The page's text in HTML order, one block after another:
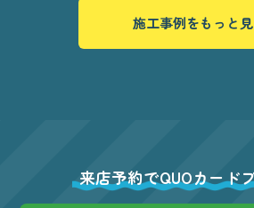
施工事例をもっと見
来店予約でQUOカード